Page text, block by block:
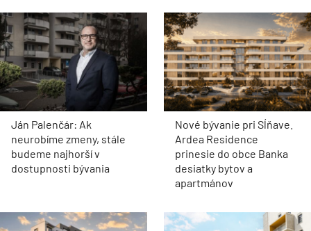
Ján Palenčár: Ak
neurobíme zmeny, stále
budeme najhorší v
dostupnosti bývania
Nové bývanie pri Sĺňave.
Ardea Residence
prinesie do obce Banka
desiatky bytov a
apartmánov